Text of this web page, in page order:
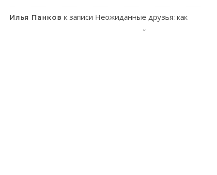
Илья Панков к записи Неожиданные друзья: как
человек использует паразитов в своей практике